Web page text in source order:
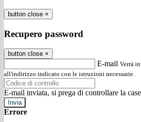
button close ×
Recupero password
button close ×
E-mail Verrà
all'indirizzo indicato con le istruzioni necessarie.
E-mail inviata, si prega di controllare la
Errore